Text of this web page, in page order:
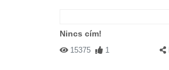
Nincs cím!
15375 1